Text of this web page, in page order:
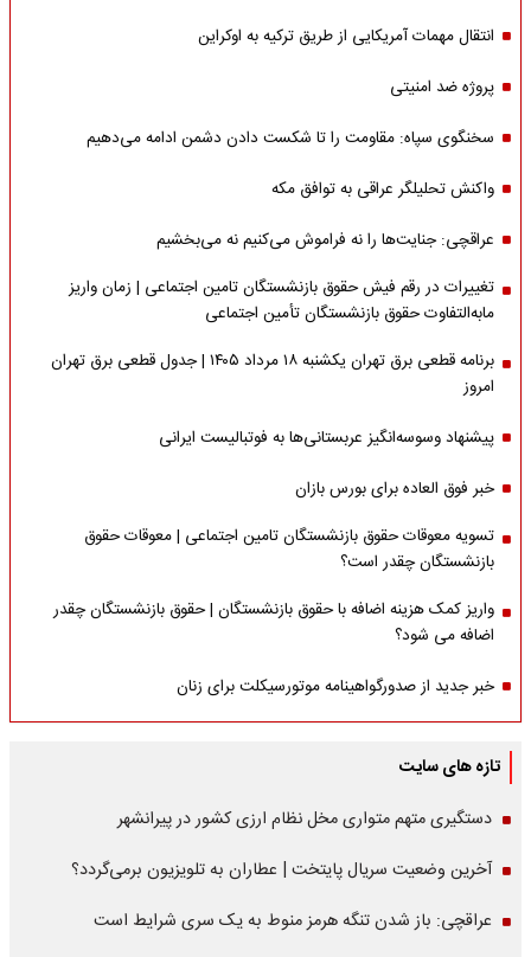
انتقال مهمات آمریکایی از طریق ترکیه به اوکراین
پروژه ضد امنیتی
سخنگوی سپاه: مقاومت را تا شکست دادن دشمن ادامه می‌دهیم
واکنش تحلیلگر عراقی به توافق مکه
عراقچی: جنایت‌ها را نه فراموش می‌کنیم نه می‌بخشیم
تغییرات در رقم فیش حقوق بازنشستگان تامین اجتماعی | زمان واریز
مابه‌التفاوت حقوق بازنشستگان تأمین اجتماعی
برنامه قطعی برق تهران یکشنبه ۱۸ مرداد ۱۴۰۵ | جدول قطعی برق تهران
امروز
پیشنهاد وسوسه‌انگیز عربستانی‌ها به فوتبالیست ایرانی
خبر فوق العاده برای بورس بازان
تسویه معوقات حقوق بازنشستگان تامین اجتماعی | معوقات حقوق
بازنشستگان چقدر است؟
واریز کمک هزینه اضافه با حقوق بازنشستگان | حقوق بازنشستگان چقدر
اضافه می شود؟
خبر جدید از صدورگواهینامه موتورسیکلت برای زنان
تازه های سایت
دستگیری متهم متواری مخل نظام ارزی کشور در پیرانشهر
آخرین وضعیت سریال پایتخت | عطاران به تلویزیون برمی‌گردد؟
عراقچی: باز شدن تنگه هرمز منوط به یک سری شرایط است